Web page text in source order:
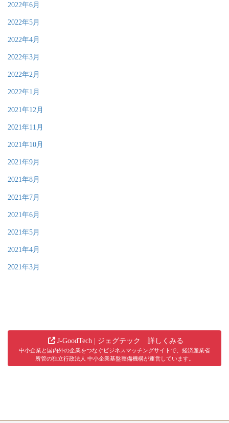
2022年6月
2022年5月
2022年4月
2022年3月
2022年2月
2022年1月
2021年12月
2021年11月
2021年10月
2021年9月
2021年8月
2021年7月
2021年6月
2021年5月
2021年4月
2021年3月
J-GoodTech | ジェグテック 詳しくみる
中小企業と国内外の企業をつなぐビジネスマッチングサイトで、経済産業省
所管の独立行政法人 中小企業基盤整備機構が運営しています。